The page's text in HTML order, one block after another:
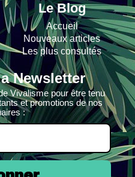
Le Blog
Accueil
Nouveaux articles
Les plus consultés
Newsletter
Vivalisme pour être tenu
et promotions de nos
: